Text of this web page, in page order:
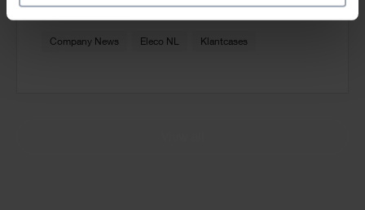
Company News Eleco NL Klantcases